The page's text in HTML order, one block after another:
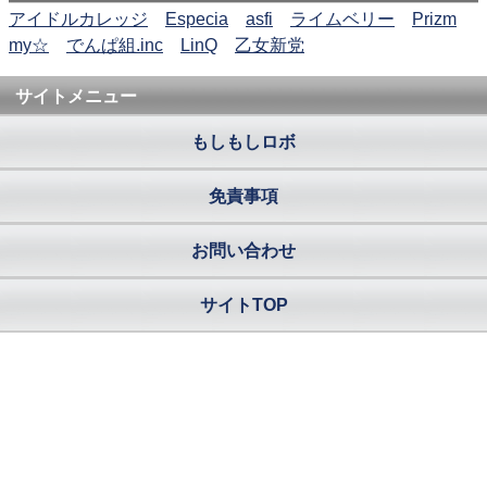
アイドルカレッジ Especia asfi ライムベリー
Prizm
my☆
でんぱ組.inc LinQ 乙女新党
サイトメニュー
もしもしロボ
免責事項
お問い合わせ
サイトTOP